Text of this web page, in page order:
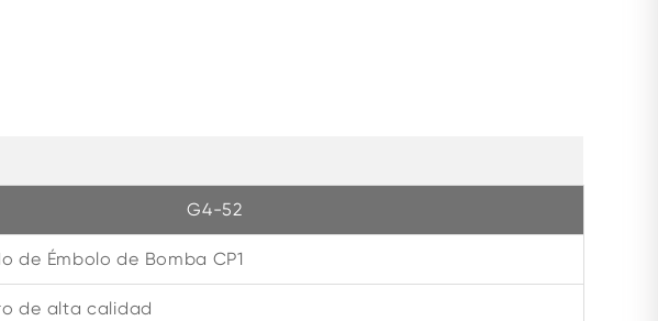
G4-52
de Émbolo de Bomba CP1
de alta calidad